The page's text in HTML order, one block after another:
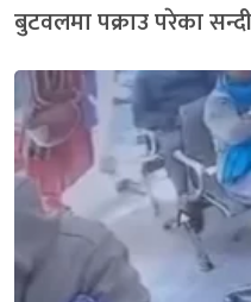
बुटवलमा पक्राउ परेका